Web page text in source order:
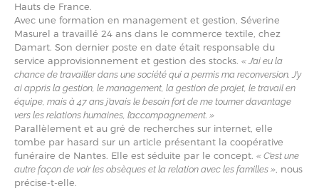
Hauts de France.
Avec une formation en management et gestion, Séverine
Masurel a travaillé 24 ans dans le commerce textile, chez
Damart. Son dernier poste en date était responsable du
service approvisionnement et gestion des stocks. « J’ai eu la
chance de travailler dans une société qui a permis ma reconversion. J’y
ai appris la gestion, le management, la gestion de projet, le travail en
équipe, mais à 47 ans j’avais le besoin fort de me tourner davantage
vers les relations humaines, l’accompagnement. »
Parallèlement et au gré de recherches sur internet, elle
tombe par hasard sur un article présentant la coopérative
funéraire de Nantes. Elle est séduite par le concept. « C’est une
autre façon de voir les obsèques et la relation avec les familles » , nous
précise-t-elle.